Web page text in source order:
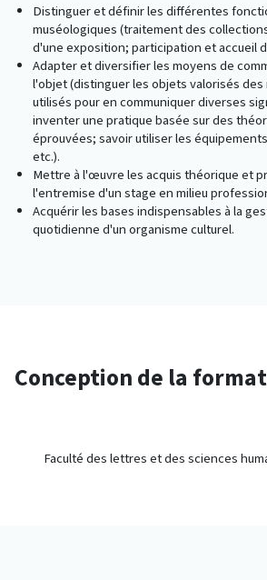
Distinguer et définir les différentes
muséologiques (traitement des
d'une exposition; participation et accueil
Adapter et diversifier les moyens de
l'objet (distinguer les objets valorisés des
utilisés pour en communiquer diverses
inventer une pratique basée sur des
éprouvées; savoir utiliser les
etc.).
Mettre à l'œuvre les acquis théorique et
l'entremise d'un stage en milieu
Acquérir les bases indispensables à la
quotidienne d'un organisme culturel.
Conception de la
Faculté des lettres et des sciences